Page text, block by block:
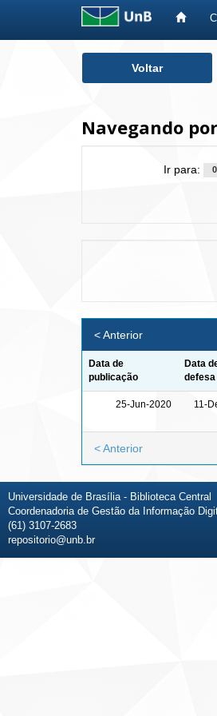
Voltar
Navegando
Ir para:
< Anterior
Data de
publicação
Data
defesa
25-Jun-2020 11-
< Anterior
Universidade de Brasília - Biblioteca Central
Coordenadoria de Gestão da Informação
(61) 3107-2683
repositorio@unb.br